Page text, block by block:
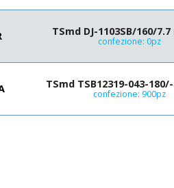
13
13.7
15.5
15.85
16
TSmd DJ-1103SB/160/7.7
confezione: 0pz
TSmd TSB12319-043-180/-
confezione: 900pz